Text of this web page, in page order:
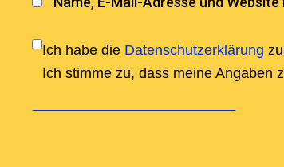
Ich habe die Datenschutzerklärung
Ich stimme zu, dass meine Angaben